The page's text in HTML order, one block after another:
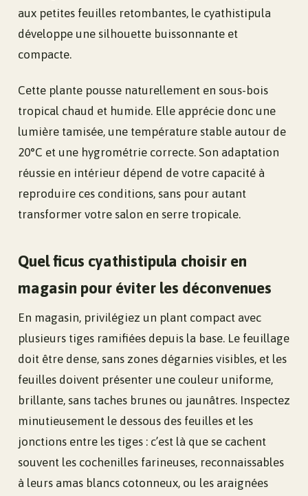
aux petites feuilles retombantes, le cyathistipula
développe une silhouette buissonnante et
compacte.
Cette plante pousse naturellement en sous-bois
tropical chaud et humide. Elle apprécie donc une
lumière tamisée, une température stable autour de
20°C et une hygrométrie correcte. Son adaptation
réussie en intérieur dépend de votre capacité à
reproduire ces conditions, sans pour autant
transformer votre salon en serre tropicale.
Quel ficus cyathistipula choisir en
magasin pour éviter les déconvenues
En magasin, privilégiez un plant compact avec
plusieurs tiges ramifiées depuis la base. Le feuillage
doit être dense, sans zones dégarnies visibles, et les
feuilles doivent présenter une couleur uniforme,
brillante, sans taches brunes ou jaunâtres. Inspectez
minutieusement le dessous des feuilles et les
jonctions entre les tiges : c’est là que se cachent
souvent les cochenilles farineuses, reconnaissables
à leurs amas blancs cotonneux, ou les araignées